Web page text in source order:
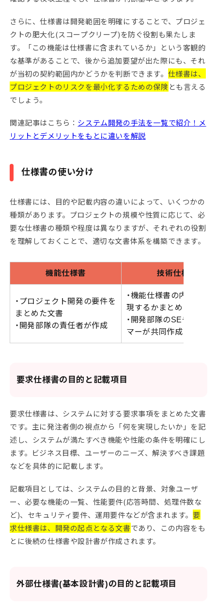
さらに、仕様書は開発範囲を明確にすることで、プロジェ
クトの肥大化(スコープクリープ)を防ぐ役割も果たしま
す。「この機能は仕様書に含まれているか」という客観的
な基準があることで、後から追加要望が出た際にも、それ
が当初の契約範囲内かどうかを判断できます。 仕様書は、
プロジェクトのリスクを最小化するための保険 とも言える
でしょう。
関連記事はこちら： システム開発の手法を一覧で紹介！メ
リットとデメリットをもとに違いを解説
仕様書の使い分け
仕様書には、目的や記載内容の違いによって、いくつかの
種類があります。プロジェクトの規模や性質に応じて、必
要な仕様書の種類や程度は異なりますが、それぞれの役割
を理解しておくことで、適切な文書体系を構築できます。
機能仕様書 技術仕様書
・プロジェクト開発の要件を
まとめた文書
・開発部隊の責任者が作成
・機能仕様書の内容をど
現するかまとめた文書
・開発部隊のSEやプログ
マーが共同作成
要求仕様書の目的と記載項目
要求仕様書は、システムに対する要求事項をまとめた文書
です。主に発注者側の視点から「何を実現したいか」を記
述し、システムが満たすべき機能や性能の条件を明確にし
ます。ビジネス目標、ユーザーのニーズ、解決すべき課題
などを具体的に記載します。
記載項目としては、システムの目的と背景、対象ユーザ
ー、必要な機能の一覧、性能要件(応答時間、処理件数な
ど)、セキュリティ要件、運用要件などが含まれます。 要
求仕様書は、開発の起点となる文書であり、この内容をも
とに後続の仕様書や設計書が作成されます。
外部仕様書(基本設計書)の目的と記載項目